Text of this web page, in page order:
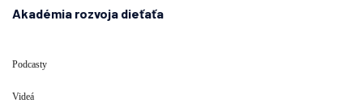
Akadémia rozvoja dieťaťa
Podcasty
Videá